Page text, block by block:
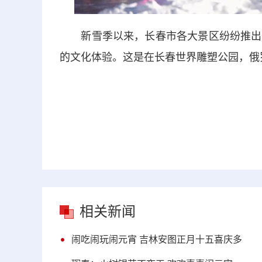
新雪季以来，长春市各大景区纷纷推出
的文化体验。这是在长春世界雕塑公园，
相关新闻
闹吃闹玩闹元宵 吉林安图正月十五喜庆多